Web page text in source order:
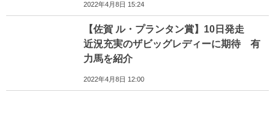
2022年4月8日 15:24
【佐賀 ル・プランタン賞】10日発走
近況充実のザビッグレディーに期待 有
力馬を紹介
2022年4月8日 12:00